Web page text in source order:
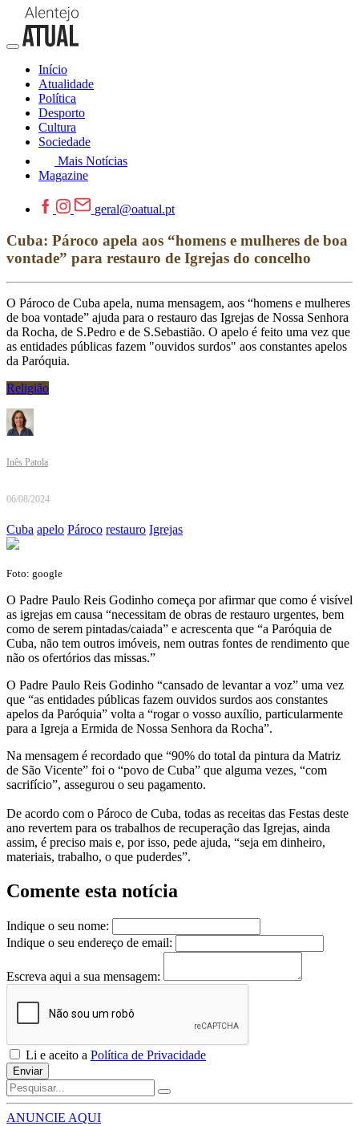
Início
Atualidade
Política
Desporto
Cultura
Sociedade
Mais Notícias
Magazine
geral@oatual.pt
Cuba: Pároco apela aos “homens e mulheres de boa
vontade” para restauro de Igrejas do concelho
O Pároco de Cuba apela, numa mensagem, aos “homens e mulheres
de boa vontade” ajuda para o restauro das Igrejas de Nossa Senhora
da Rocha, de S.Pedro e de S.Sebastião. O apelo é feito uma vez que
as entidades públicas fazem "ouvidos surdos" aos constantes apelos
da Paróquia.
Religião
Inês Patola
06/08/2024
Cuba apelo Pároco restauro Igrejas
Foto: google
O Padre Paulo Reis Godinho começa por afirmar que como é visível
as igrejas em causa “necessitam de obras de restauro urgentes, bem
como de serem pintadas/caiada” e acrescenta que “a Paróquia de
Cuba, não tem outros imóveis, nem outras fontes de rendimento que
não os ofertórios das missas.”
O Padre Paulo Reis Godinho “cansado de levantar a voz” uma vez
que “as entidades públicas fazem ouvidos surdos aos constantes
apelos da Paróquia” volta a “rogar o vosso auxílio, particularmente
para a Igreja a Ermida de Nossa Senhora da Rocha”.
Na mensagem é recordado que “90% do total da pintura da Matriz
de São Vicente” foi o “povo de Cuba” que alguma vezes, “com
sacrifício”, assegurou o seu pagamento.
De acordo com o Pároco de Cuba, todas as receitas das Festas deste
ano revertem para os trabalhos de recuperação das Igrejas, ainda
assim, é preciso mais e, por isso, pede ajuda, “seja em dinheiro,
materiais, trabalho, o que puderdes”.
Comente esta notícia
Indique o seu nome:
Indique o seu endereço de email:
Escreva aqui a sua mensagem:
Li e aceito a Política de Privacidade
Enviar
ANUNCIE AQUI